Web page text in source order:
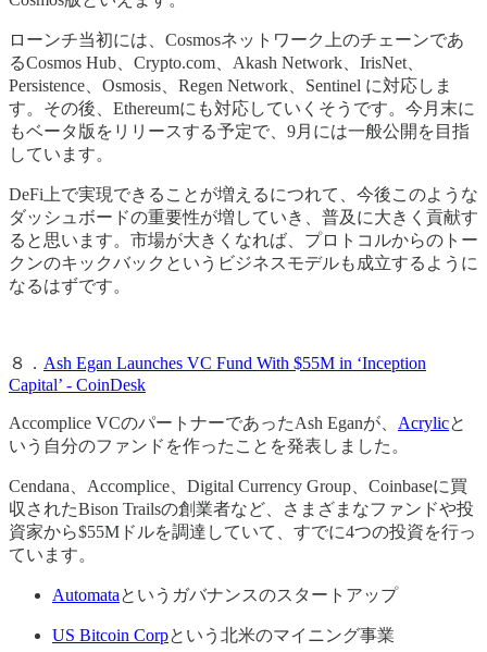
ローンチ当初には、Cosmosネットワーク上のチェーンであ
るCosmos Hub、Crypto.com、Akash Network、IrisNet、
Persistence、Osmosis、Regen Network、Sentinel に対応しま
す。その後、Ethereumにも対応していくそうです。今月末に
もベータ版をリリースする予定で、9月には一般公開を目指
しています。
DeFi上で実現できることが増えるにつれて、今後このような
ダッシュボードの重要性が増していき、普及に大きく貢献す
ると思います。市場が大きくなれば、プロトコルからのトー
クンのキックバックというビジネスモデルも成立するように
なるはずです。
８． Ash Egan Launches VC Fund With $55M in ‘Inception
Capital’ - CoinDesk
Accomplice VCのパートナーであったAsh Eganが、 Acrylicと
いう自分のファンドを作ったことを発表しました。
Cendana、Accomplice、Digital Currency Group、Coinbaseに買
収されたBison Trailsの創業者など、さまざまなファンドや投
資家から$55Mドルを調達していて、すでに4つの投資を行っ
ています。
Automataというガバナンスのスタートアップ
US Bitcoin Corpという北米のマイニング事業